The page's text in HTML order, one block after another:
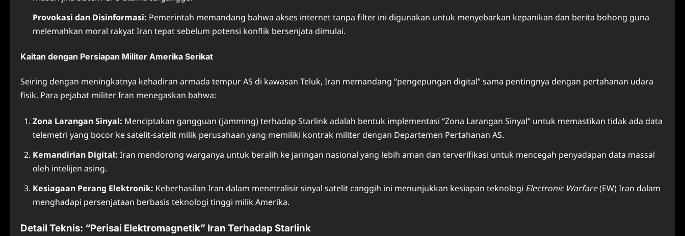
Provokasi dan Disinformasi: Pemerintah memandang bahwa akses internet tanpa filter ini digunakan untuk menyebarkan kepanikan dan berita bohong guna
melemahkan moral rakyat Iran tepat sebelum potensi konflik bersenjata dimulai.
Kaitan dengan Persiapan Militer Amerika Serikat
Seiring dengan meningkatnya kehadiran armada tempur AS di kawasan Teluk, Iran memandang “pengepungan digital” sama pentingnya dengan pertahanan udara
fisik. Para pejabat militer Iran menegaskan bahwa:
Zona Larangan Sinyal: Menciptakan gangguan (jamming) terhadap Starlink adalah bentuk implementasi “Zona Larangan Sinyal” untuk memastikan tidak ada data
telemetri yang bocor ke satelit-satelit milik perusahaan yang memiliki kontrak militer dengan Departemen Pertahanan AS.
Kemandirian Digital: Iran mendorong warganya untuk beralih ke jaringan nasional yang lebih aman dan terverifikasi untuk mencegah penyadapan data massal
oleh intelijen asing.
Kesiagaan Perang Elektronik: Keberhasilan Iran dalam menetralisir sinyal satelit canggih ini menunjukkan kesiapan teknologi Electronic Warfare(EW) Iran dalam
menghadapi persenjataan berbasis teknologi tinggi milik Amerika.
Detail Teknis: “Perisai Elektromagnetik” Iran Terhadap Starlink